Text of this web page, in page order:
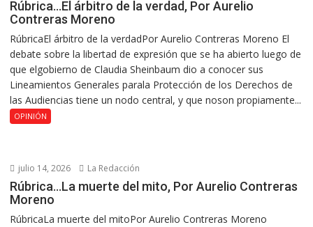
Rúbrica…El árbitro de la verdad, Por Aurelio
Contreras Moreno
RúbricaEl árbitro de la verdadPor Aurelio Contreras Moreno El
debate sobre la libertad de expresión que se ha abierto luego de
que elgobierno de Claudia Sheinbaum dio a conocer sus
Lineamientos Generales parala Protección de los Derechos de
las Audiencias tiene un nodo central, y que noson propiamente...
OPINIÓN
julio 14, 2026 La Redacción
Rúbrica…La muerte del mito, Por Aurelio Contreras
Moreno
RúbricaLa muerte del mitoPor Aurelio Contreras Moreno